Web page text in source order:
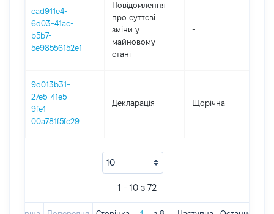
cad911e4-
6d03-41ac-
b5b7-
5e98556152e1
Повідомлення
про суттєві
зміни y
майновому
стані
-
9d013b31-
27e5-41e5-
9fe1-
00a781f5fc29
Декларація Щорічна
1 - 10 з 72